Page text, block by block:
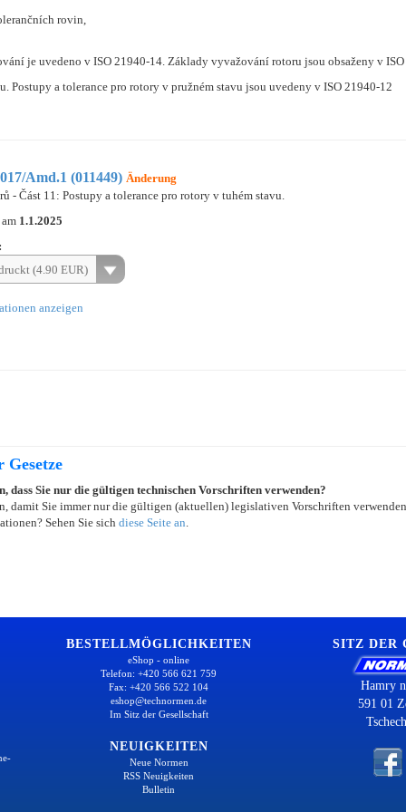
rovin,
je uvedeno v ISO 21940-14. Základy vyvažování rotoru jsou obsaženy v
Postupy a tolerance pro rotory v pružném stavu jsou uvedeny v ISO 21940-12
Amd.1 (011449) Änderung
- Část 11: Postupy a tolerance pro rotory v tuhém stavu.
1.1.2025
(4.90 EUR)
anzeigen
dass Sie nur die gültigen technischen Vorschriften verwenden?
damit Sie immer nur die gültigen (aktuellen) legislativen Vorschriften
Sehen Sie sich diese Seite an.
BESTELLMÖGLICHKEITEN
eShop - online
Telefon: +420 566 621 759
Fax: +420 566 522 104
eshop@technormen.de
Im Sitz der Gesellschaft
NEUIGKEITEN
Neue Normen
RSS Neuigkeiten
Bulletin
SITZ DER
Hamry
591 01